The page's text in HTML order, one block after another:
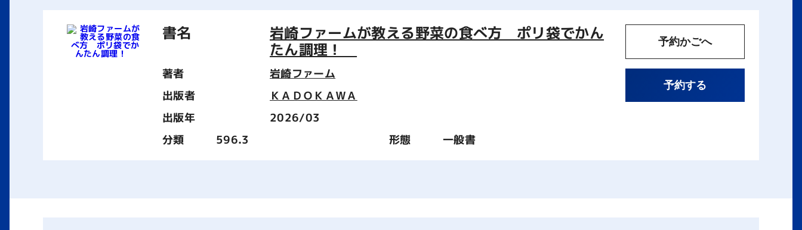
書名
岩崎ファームが教える野菜の食べ方 ポリ袋でかん
たん調理！
著者
岩崎ファーム
出版者
ＫＡＤＯＫＡＷＡ
出版年
2026/03
分類
596.3 形態 一般書
予約かごへ
予約する